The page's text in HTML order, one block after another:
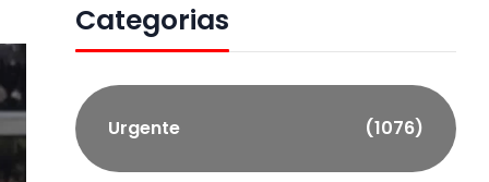
Categorias
Urgente (1076)